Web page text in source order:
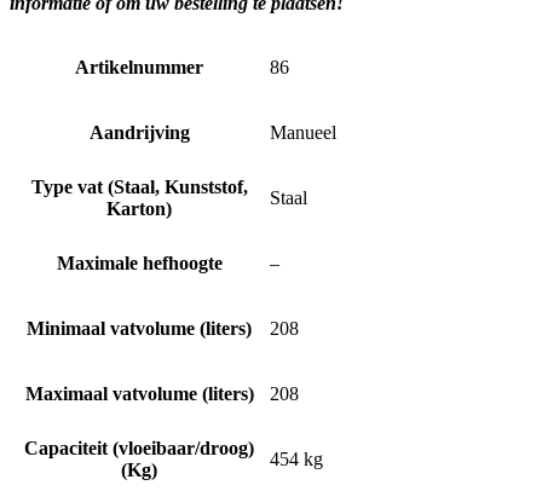
Artikelnummer 86
Aandrijving Manueel
Type vat (Staal, Kunststof,
Karton)
Staal
Maximale hefhoogte –
Minimaal vatvolume (liters) 208
Maximaal vatvolume (liters) 208
Capaciteit (vloeibaar/droog)
(Kg)
454 kg